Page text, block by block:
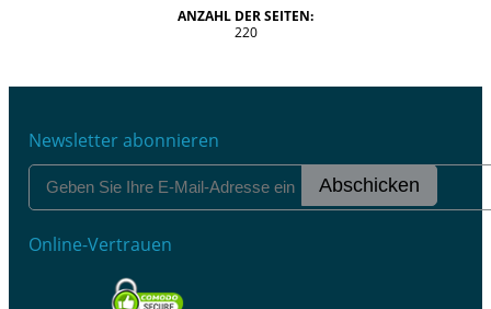
ANZAHL DER SEITEN:
220
Newsletter abonnieren
Abschicken
Online-Vertrauen